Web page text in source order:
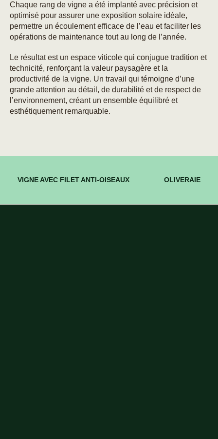
Chaque rang de vigne a été implanté avec précision et
optimisé pour assurer une exposition solaire idéale,
permettre un écoulement efficace de l’eau et faciliter les
opérations de maintenance tout au long de l’année.
Le résultat est un espace viticole qui conjugue tradition et
technicité, renforçant la valeur paysagère et la
productivité de la vigne. Un travail qui témoigne d’une
grande attention au détail, de durabilité et de respect de
l’environnement, créant un ensemble équilibré et
esthétiquement remarquable.
VIGNE AVEC FILET ANTI-OISEAUX OLIVERAIE